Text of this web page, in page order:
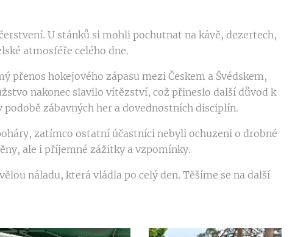
U stánků si mohli pochutnat na kávě, dezertech,
atmosféře celého dne.
hokejového zápasu mezi Českem a Švédskem,
nakonec slavilo vítězství, což přineslo další důvod k
zábavných her a dovednostních disciplín.
zatímco ostatní účastníci nebyli ochuzeni o drobné
ale i příjemné zážitky a vzpomínky.
náladu, která vládla po celý den. Těšíme se na další